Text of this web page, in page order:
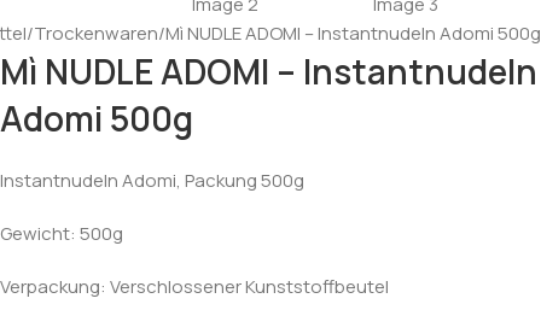
Trockenwaren Mì NUDLE ADOMI – Instantnudeln Adomi 500g
Mì NUDLE ADOMI – Instantnudeln
Adomi 500g
Instantnudeln Adomi, Packung 500g
Gewicht: 500g
Verpackung: Verschlossener Kunststoffbeutel